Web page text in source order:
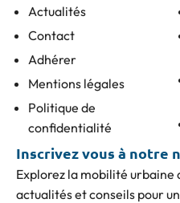
Actualités
Contact
Adhérer
Mentions légales
Politique de
confidentialité
Inscrivez vous à notre
Explorez la mobilité urbaine
actualités et conseils pour